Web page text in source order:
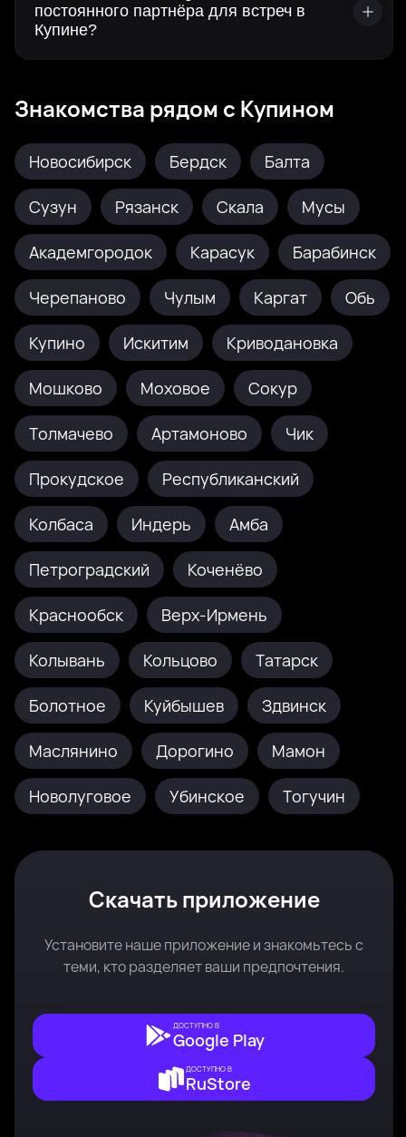
постоянного партнёра для встреч в
Купине?
Знакомства рядом с Купином
Новосибирск Бердск Балта
Сузун Рязанск Скала Мусы
Академгородок Карасук Барабинск
Черепаново Чулым Каргат Обь
Купино Искитим Криводановка
Мошково Моховое Сокур
Толмачево Артамоново Чик
Прокудское Республиканский
Колбаса Индерь Амба
Петроградский Коченёво
Краснообск Верх-Ирмень
Колывань Кольцово Татарск
Болотное Куйбышев Здвинск
Маслянино Дорогино Мамон
Новолуговое Убинское Тогучин
Скачать приложение
Установите наше приложение и знакомьтесь с
теми, кто разделяет ваши предпочтения.
ДОСТУПНО В
Google Play
ДОСТУПНО В
RuStore